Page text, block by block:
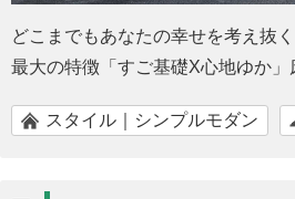
どこまでもあなたの幸せを考え抜く
最大の特徴「すご基礎X心地ゆ
スタイル｜シンプルモダン